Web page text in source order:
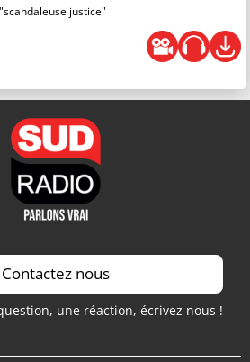
justice"
Contactez nous
une réaction, écrivez nous !